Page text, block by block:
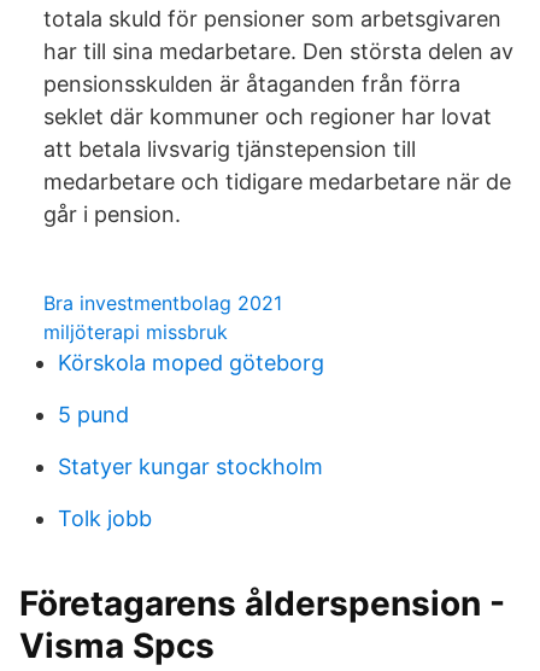
totala skuld för pensioner som arbetsgivaren
har till sina medarbetare. Den största delen av
pensionsskulden är åtaganden från förra
seklet där kommuner och regioner har lovat
att betala livsvarig tjänstepension till
medarbetare och tidigare medarbetare när de
går i pension.
Bra investmentbolag 2021
miljöterapi missbruk
Körskola moped göteborg
5 pund
Statyer kungar stockholm
Tolk jobb
Företagarens ålderspension -
Visma Spcs